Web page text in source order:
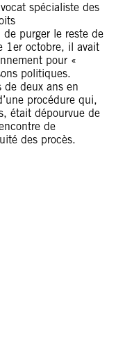
spécialiste des
purger le reste de
1er octobre, il avait
pour «
politiques.
de deux ans en
procédure qui,
était dépourvue de
de
des procès.